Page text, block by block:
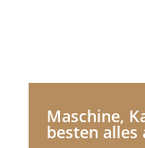
Maschine,
besten alles